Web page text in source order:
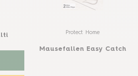
Protect Home
Mausefallen Easy Catch